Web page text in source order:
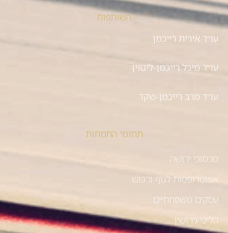
השותפות
עו״ד אירית רייכמן
עו״ד מיכל רייכמן-ליטוין
עו״ד מרב רייכמן-שקד
תחומי התמחות
סכסוכי ירושה
אפוטרופסות לגוף ורכוש
עסקים משפחתיים
הליכי גירושין